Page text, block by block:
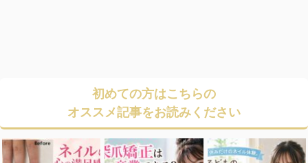
初めての方はこちらの
オススメ記事をお読みください